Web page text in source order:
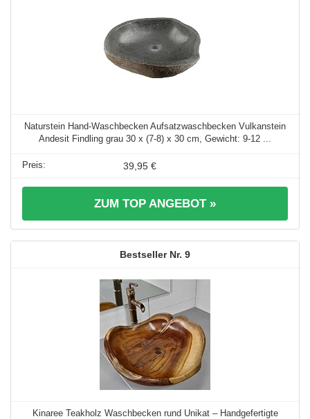
Naturstein Hand-Waschbecken Aufsatzwaschbecken Vulkanstein
Andesit Findling grau 30 x (7-8) x 30 cm, Gewicht: 9-12 ...
39,95 €
ZUM TOP ANGEBOT »
9
Kinaree Teakholz Waschbecken rund Unikat – Handgefertigte